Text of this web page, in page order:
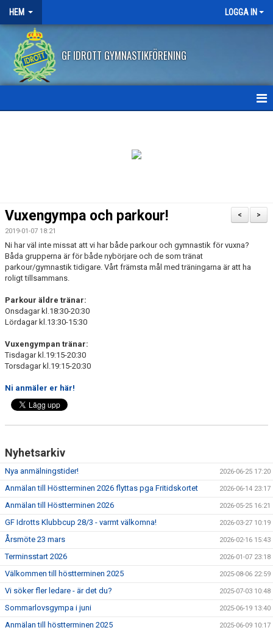
HEM LOGGA IN
GF IDROTT GYMNASTIKFÖRENING
FRÅGOR OCH SVAR
AVBOKNING/ÅTERBETALNING
VÅRA GRUPPER
EVENEMANG
KONTAKT
>
<
Vuxengympa och parkour!
2019-01-07 18:21
Ni har väl inte missat att vi har både parkour och gymnastik för vuxna?
Båda grupperna är för både nybörjare och de som tränat
parkour/gymnastik tidigare. Vårt främsta mål med träningarna är att ha
roligt tillsammans.
Parkour äldre tränar:
Onsdagar kl.18:30-20:30
Lördagar kl.13:30-15:30
Vuxengympan tränar:
Tisdagar kl.19:15-20:30
Torsdagar kl.19:15-20:30
Ni anmäler er här!
Nyhetsarkiv
Nya anmälningstider! 2026-06-25 17:20
Anmälan till Höstterminen 2026 flyttas pga Fritidskortet 2026-06-14 23:17
Anmälan till Höstterminen 2026 2026-05-25 16:21
GF Idrotts Klubbcup 28/3 - varmt välkomna! 2026-03-27 10:19
Årsmöte 23 mars 2026-02-16 15:43
Terminsstart 2026 2026-01-07 23:18
Välkommen till höstterminen 2025 2025-08-06 22:59
Vi söker fler ledare - är det du? 2025-07-03 10:48
Sommarlovsgympa i juni 2025-06-19 13:40
Anmälan till höstterminen 2025 2025-06-09 10:17